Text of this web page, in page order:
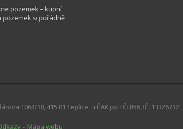
pozemek – kupní
pozemek si pořádně
1064/18, 415 01 Teplice, u ČAK po EČ: 856, IČ: 13326732
– Mapa webu